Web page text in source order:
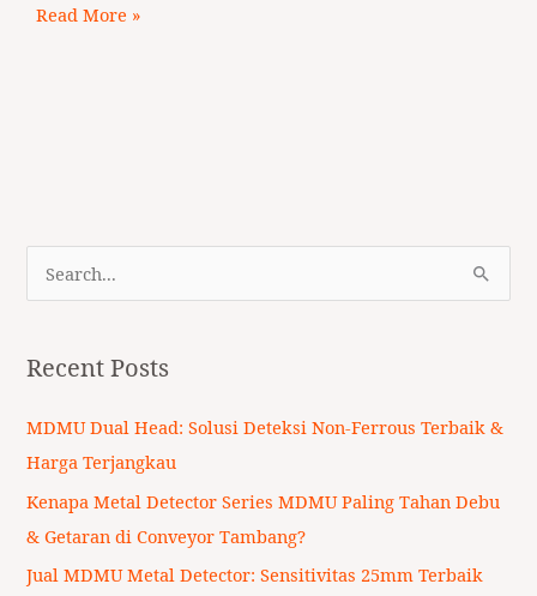
Read More »
r
c
h
:
Recent Posts
MDMU Dual Head: Solusi Deteksi Non-Ferrous Terbaik &
Harga Terjangkau
Kenapa Metal Detector Series MDMU Paling Tahan Debu
& Getaran di Conveyor Tambang?
Jual MDMU Metal Detector: Sensitivitas 25mm Terbaik